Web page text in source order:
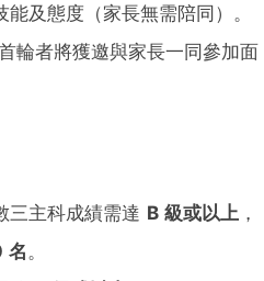
及態度（家長無需陪同）。
輪者將獲邀與家長一同參加面
三主科成績需達 B 級或以上 ，
名 。